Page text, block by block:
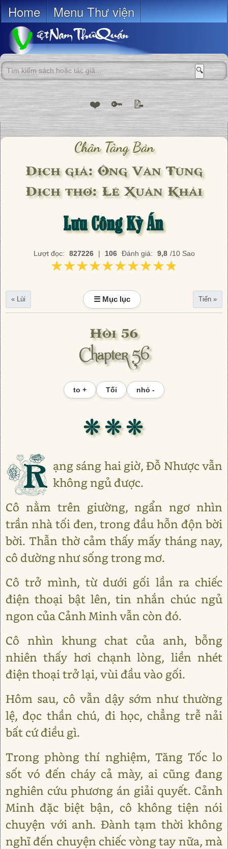
Home Menu Thư viện
🔍
❤️ 🔑 📝
Chân Tàng Bản
Dịch giả: Ông Văn Tùng
Dịch thơ: Lê Xuân Khải
Lưu Công Kỳ Án
Lượt đọc: 827226 | 106 Đánh giá: 9,8 /10 Sao
★★★★★★★★★★
★★★★★★★★★★
« Lùi ☰ Mục lục Tiến »
Hồi 56
Chapter 56
to + Tối nhỏ -
❊ ❊ ❊
R ạng sáng hai giờ, Đỗ Nhược vẫn
không ngủ được.
Cô nằm trên giường, ngẩn ngơ nhìn
trần nhà tối đen, trong đầu hỗn độn bời
bời. Thẫn thờ cảm thấy mấy tháng nay,
cô dường như sống trong mơ.
Cô trở mình, từ dưới gối lần ra chiếc
điện thoại bật lên, tin nhắn chúc ngủ
ngon của Cảnh Minh vẫn còn đó.
Cô nhìn khung chat của anh, bỗng
nhiên thấy hơi chạnh lòng, liền nhét
điện thoại trở lại, vùi đầu vào gối.
Hôm sau, cô vẫn dậy sớm như thường
lệ, đọc thần chú, đi học, chẳng trễ nải
bất cứ điều gì.
Trong phòng thí nghiệm, Tăng Tốc lo
sốt vó đến cháy cả mày, ai cũng đang
nghiên cứu phương án giải quyết. Cảnh
Minh đặc biệt bận, cô không tiện nói
chuyện với anh. Đành tạm thời không
nghĩ đến chuyện chiếc vòng tay nữa, mà